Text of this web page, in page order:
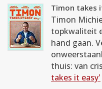
Timon takes
Timon
topkwaliteit
hand gaan.
thuis: van
takes it easy'